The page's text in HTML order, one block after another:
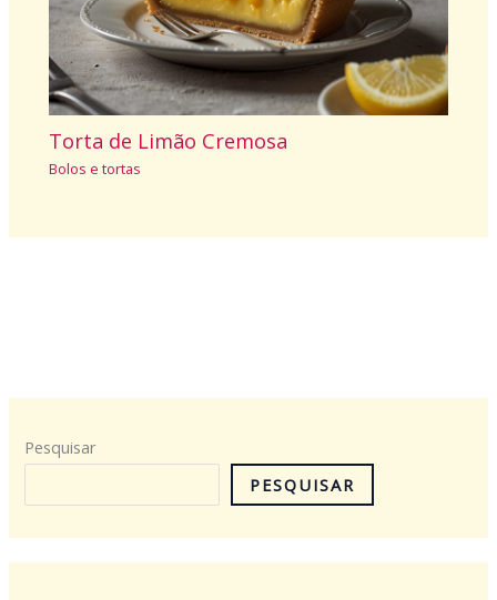
Torta de Limão Cremosa
Bolos e tortas
Pesquisar
PESQUISAR